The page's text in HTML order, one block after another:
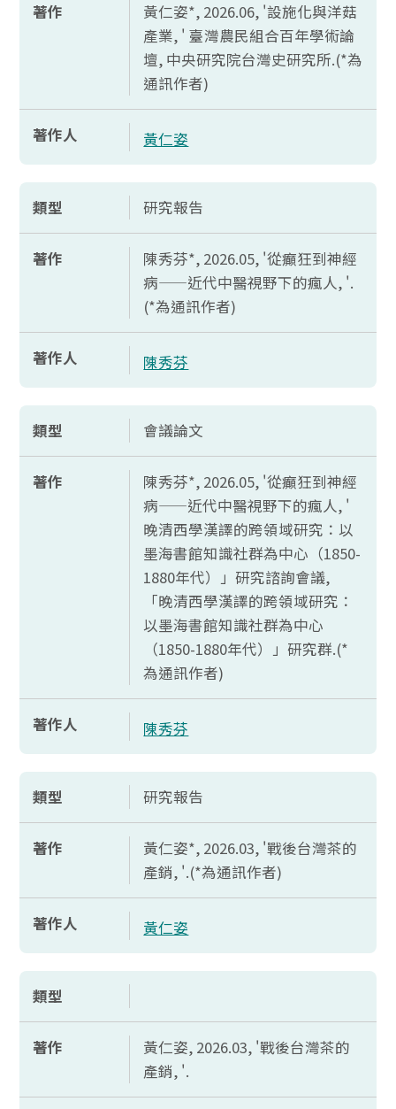
著作
黃仁姿*, 2026.06, '設施化與洋菇
產業, ' 臺灣農民組合百年學術論
壇, 中央研究院台灣史研究所.(*為
通訊作者)
著作人 黃仁姿
類型 研究報告
著作
陳秀芬*, 2026.05, '從癲狂到神經
病——近代中醫視野下的瘋人, '.
(*為通訊作者)
著作人 陳秀芬
類型 會議論文
著作
陳秀芬*, 2026.05, '從癲狂到神經
病——近代中醫視野下的瘋人, '
晚清西學漢譯的跨領域研究：以
墨海書館知識社群為中心（1850-
1880年代）」研究諮詢會議,
「晚清西學漢譯的跨領域研究：
以墨海書館知識社群為中心
（1850-1880年代）」研究群.(*
為通訊作者)
著作人 陳秀芬
類型 研究報告
著作
黃仁姿*, 2026.03, '戰後台灣茶的
產銷, '.(*為通訊作者)
著作人 黃仁姿
類型
著作
黃仁姿, 2026.03, '戰後台灣茶的
產銷, '.